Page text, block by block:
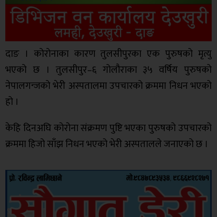
दाङ । कोरोनाका कारण तुलसीपुरका एक पुरुषको मृत्यु
भएको छ । तुलसीपुर–६ गोलौराका ३५ वर्षिय पुरुषको
नेपालगन्जको भेरी अस्पतालमा उपचारको क्रममा निधन भएको
हो ।
केहि दिनअघि कोरोना संक्रमण पुष्टि भएका पुरुषको उपचारको
क्रममा हिजो साँझ निधन भएको भेरी अस्पतालले जनाएको छ ।